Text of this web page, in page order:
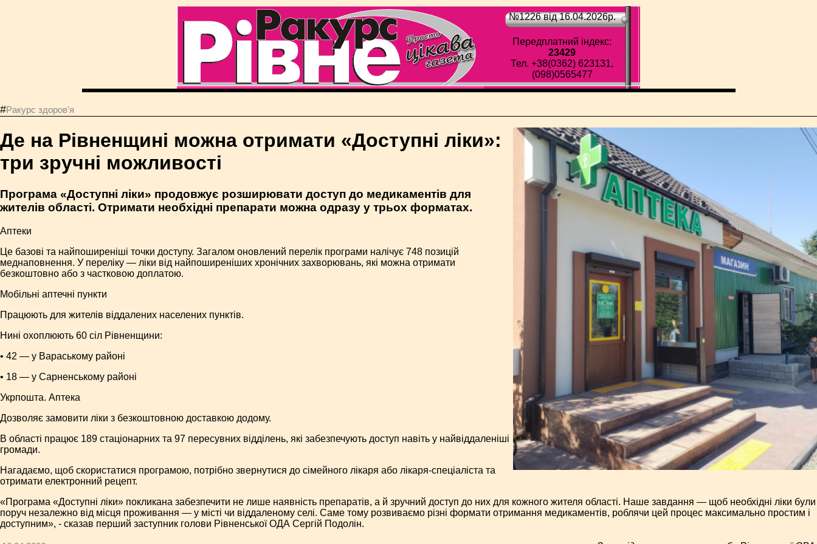
№1226 від 16.04.2026p.
Передплатний індекс:
23429
Тел. +38(0362) 623131,
(098)0565477
#Ракурс здоров'я
Де на Рівненщині можна отримати «Доступні ліки»:
три зручні можливості
Програма «Доступні ліки» продовжує розширювати доступ до медикаментів для
жителів області. Отримати необхідні препарати можна одразу у трьох форматах.
Аптеки
Це базові та найпоширеніші точки доступу. Загалом оновлений перелік програми налічує 748 позицій
меднаповнення. У переліку — ліки від найпоширеніших хронічних захворювань, які можна отримати
безкоштовно або з частковою доплатою.
Мобільні аптечні пункти
Працюють для жителів віддалених населених пунктів.
Нині охоплюють 60 сіл Рівненщини:
• 42 — у Вараському районі
• 18 — у Сарненському районі
Укрпошта. Аптека
Дозволяє замовити ліки з безкоштовною доставкою додому.
В області працює 189 стаціонарних та 97 пересувних відділень, які забезпечують доступ навіть у найвіддаленіші
громади.
Нагадаємо, щоб скористатися програмою, потрібно звернутися до сімейного лікаря або лікаря-спеціаліста та
отримати електронний рецепт.
«Програма «Доступні ліки» покликана забезпечити не лише наявність препаратів, а й зручний доступ до них для кожного жителя області. Наше завдання — щоб необхідні ліки були
поруч незалежно від місця проживання — у місті чи віддаленому селі. Саме тому розвиваємо різні формати отримання медикаментів, роблячи цей процес максимально простим і
доступним», - сказав перший заступник голови Рівненської ОДА Сергій Подолін.